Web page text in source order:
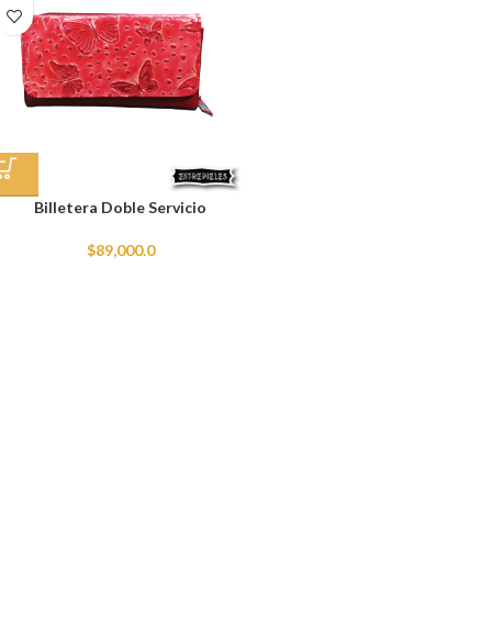
Billetera Doble Servicio
$89,000.0